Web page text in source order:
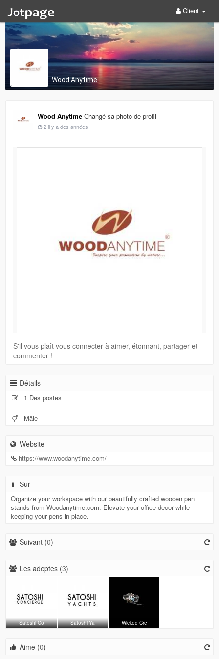
Client
Wood Anytime
Wood Anytime Changé sa photo de profil
2 il y a des années
S'il vous plaît vous connecter à aimer, étonnant, partager et
commenter !
Détails
1 Des postes
Mâle
Website
https://www.woodanytime.com/
Sur
Organize your workspace with our beautifully crafted wooden pen
stands from Woodanytime.com. Elevate your office decor while
keeping your pens in place.
Suivant (0)
Les adeptes (3)
Satoshi Co Satoshi Ya Wicked Cre
Aime (0)